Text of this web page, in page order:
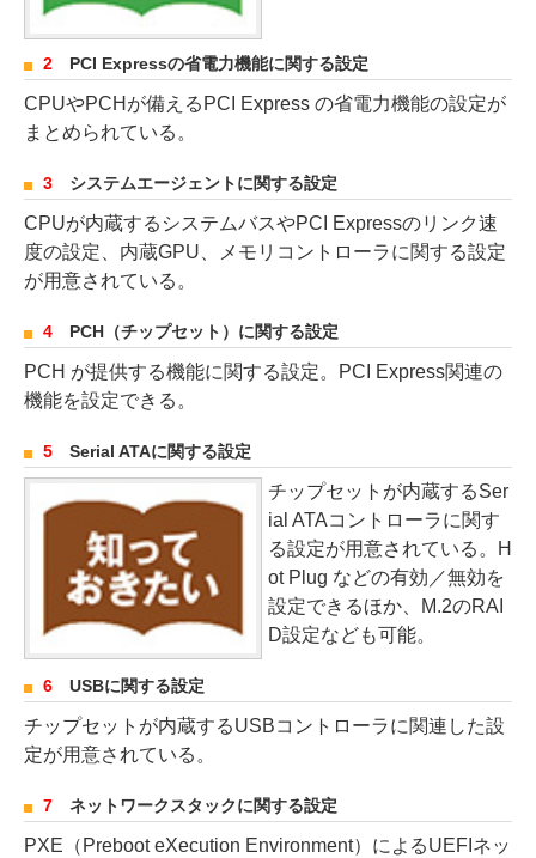
2 PCI Expressの省電力機能に関する設定
CPUやPCHが備えるPCI Express の省電力機能の設定が
まとめられている。
3 システムエージェントに関する設定
CPUが内蔵するシステムバスやPCI Expressのリンク速
度の設定、内蔵GPU、メモリコントローラに関する設定
が用意されている。
4 PCH（チップセット）に関する設定
PCH が提供する機能に関する設定。PCI Express関連の
機能を設定できる。
5 Serial ATAに関する設定
チップセットが内蔵するSer
ial ATAコントローラに関す
る設定が用意されている。H
ot Plug などの有効／無効を
設定できるほか、M.2のRAI
D設定なども可能。
6 USBに関する設定
チップセットが内蔵するUSBコントローラに関連した設
定が用意されている。
7 ネットワークスタックに関する設定
PXE（Preboot eXecution Environment）によるUEFIネッ